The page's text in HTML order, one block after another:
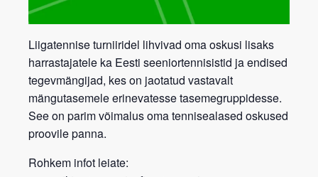
Liigatennise turniiridel lihvivad oma oskusi lisaks
harrastajatele ka Eesti seeniortennisistid ja endised
tegevmängijad, kes on jaotatud vastavalt
mängutasemele erinevatesse tasemegruppidesse.
See on parim võimalus oma tennisealased oskused
proovile panna.
Rohkem infot leiate: